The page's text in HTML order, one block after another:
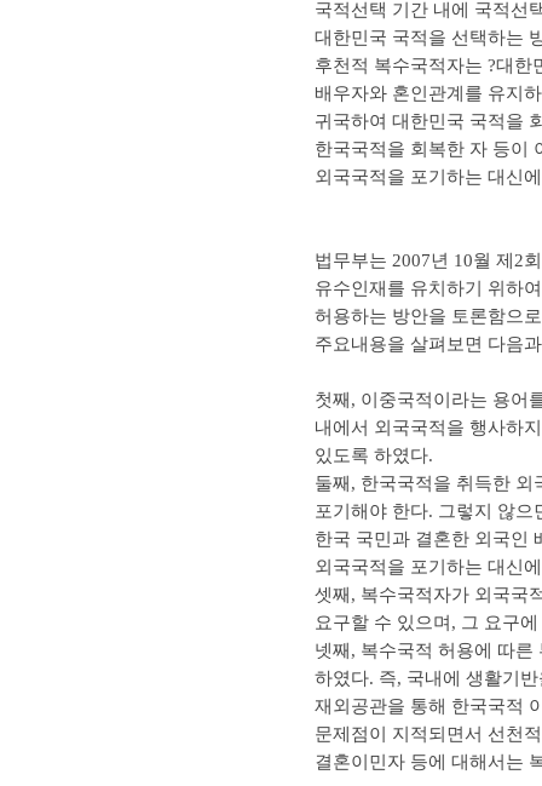
국적선택 기간 내에 국적선
대한민국 국적을 선택하는
후천적 복수국적자는 ?대
배우자와 혼인관계를 유지
귀국하여 대한민국 국적을
한국국적을 회복한 자 등이
외국국적을 포기하는 대신
법무부는 2007년 10월 제2
유수인재를 유치하기 위하
허용하는 방안을 토론함으
주요내용을 살펴보면 다음
첫째, 이중국적이라는 용어
내에서 외국국적을 행사하
있도록 하였다.
둘째, 한국국적을 취득한
포기해야 한다. 그렇지 않
한국 국민과 결혼한 외국인
외국국적을 포기하는 대신
셋째, 복수국적자가 외국국
요구할 수 있으며, 그 요구
넷째, 복수국적 허용에 따
하였다. 즉, 국내에 생활기
재외공관을 통해 한국국적
문제점이 지적되면서 선천
결혼이민자 등에 대해서는